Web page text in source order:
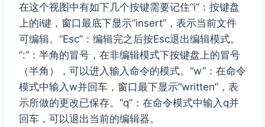
在这个视图中有如下几个按键需要记住“i”：按键盘
上的i键，窗口最底下显示“insert”，表示当前文件
可编辑。“Esc”：编辑完之后按Esc退出编辑模式。
“:”：半角的冒号，在非编辑模式下按键盘上的冒号
（半角），可以进入输入命令的模式。“w”：在命令
模式中输入w并回车，窗口最下显示“written”，表
示所做的更改已保存。“q”：在命令模式中输入q并
回车，可以退出当前的编辑器。